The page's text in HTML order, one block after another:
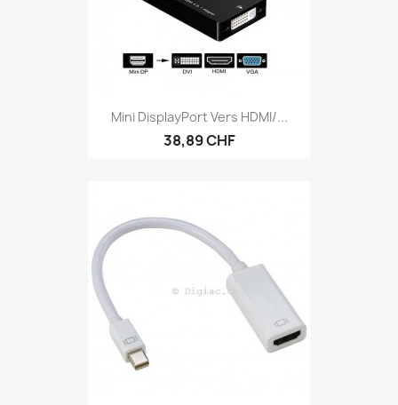
Mini DisplayPort Vers HDMI/...
38,89 CHF